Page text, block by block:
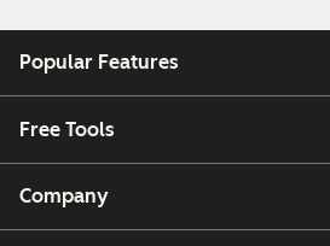
Popular Features
Free Tools
Company